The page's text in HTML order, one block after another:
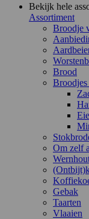
Bekijk hele
Assortiment
Broodje
Brood
Broodjes
Om zelf
Gebak
Taarten
Vlaaien